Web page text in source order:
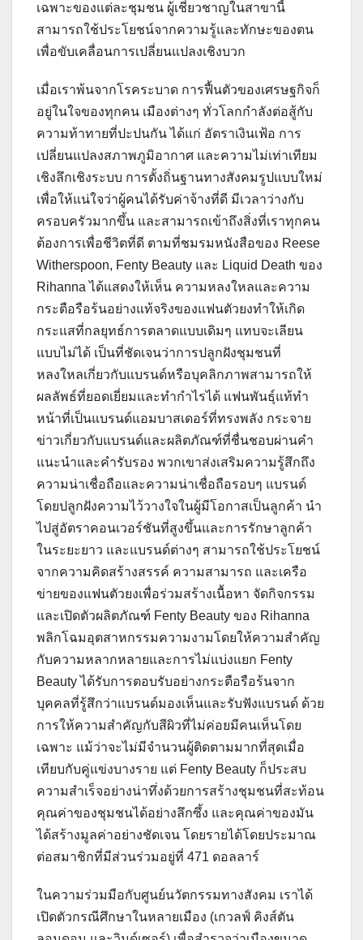
เฉพาะของแต่ละชุมชน ผู้เชี่ยวชาญในสาขานี้
สามารถใช้ประโยชน์จากความรู้และทักษะของตน
เพื่อขับเคลื่อนการเปลี่ยนแปลงเชิงบวก
เมื่อเราพ้นจากโรคระบาด การฟื้นตัวของเศรษฐกิจก็
อยู่ในใจของทุกคน เมืองต่างๆ ทั่วโลกกำลังต่อสู้กับ
ความท้าทายที่ปะปนกัน ได้แก่ อัตราเงินเฟ้อ การ
เปลี่ยนแปลงสภาพภูมิอากาศ และความไม่เท่าเทียม
เชิงลึกเชิงระบบ การตั้งถิ่นฐานทางสังคมรูปแบบใหม่
เพื่อให้แน่ใจว่าผู้คนได้รับค่าจ้างที่ดี มีเวลาว่างกับ
ครอบครัวมากขึ้น และสามารถเข้าถึงสิ่งที่เราทุกคน
ต้องการเพื่อชีวิตที่ดี ตามที่ชมรมหนังสือของ Reese
Witherspoon, Fenty Beauty และ Liquid Death ของ
Rihanna ได้แสดงให้เห็น ความหลงใหลและความ
กระตือรือร้นอย่างแท้จริงของแฟนตัวยงทำให้เกิด
กระแสที่กลยุทธ์การตลาดแบบเดิมๆ แทบจะเลียน
แบบไม่ได้ เป็นที่ชัดเจนว่าการปลูกฝังชุมชนที่
หลงใหลเกี่ยวกับแบรนด์หรือบุคลิกภาพสามารถให้
ผลลัพธ์ที่ยอดเยี่ยมและทำกำไรได้ แฟนพันธุ์แท้ทำ
หน้าที่เป็นแบรนด์แอมบาสเดอร์ที่ทรงพลัง กระจาย
ข่าวเกี่ยวกับแบรนด์และผลิตภัณฑ์ที่ชื่นชอบผ่านคำ
แนะนำและคำรับรอง พวกเขาส่งเสริมความรู้สึกถึง
ความน่าเชื่อถือและความน่าเชื่อถือรอบๆ แบรนด์
โดยปลูกฝังความไว้วางใจในผู้มีโอกาสเป็นลูกค้า นำ
ไปสู่อัตราคอนเวอร์ชันที่สูงขึ้นและการรักษาลูกค้า
ในระยะยาว และแบรนด์ต่างๆ สามารถใช้ประโยชน์
จากความคิดสร้างสรรค์ ความสามารถ และเครือ
ข่ายของแฟนตัวยงเพื่อร่วมสร้างเนื้อหา จัดกิจกรรม
และเปิดตัวผลิตภัณฑ์ Fenty Beauty ของ Rihanna
พลิกโฉมอุตสาหกรรมความงามโดยให้ความสำคัญ
กับความหลากหลายและการไม่แบ่งแยก Fenty
Beauty ได้รับการตอบรับอย่างกระตือรือร้นจาก
บุคคลที่รู้สึกว่าแบรนด์มองเห็นและรับฟังแบรนด์ ด้วย
การให้ความสำคัญกับสีผิวที่ไม่ค่อยมีคนเห็นโดย
เฉพาะ แม้ว่าจะไม่มีจำนวนผู้ติดตามมากที่สุดเมื่อ
เทียบกับคู่แข่งบางราย แต่ Fenty Beauty ก็ประสบ
ความสำเร็จอย่างน่าทึ่งด้วยการสร้างชุมชนที่สะท้อน
คุณค่าของชุมชนได้อย่างลึกซึ้ง และคุณค่าของมัน
ได้สร้างมูลค่าอย่างชัดเจน โดยรายได้โดยประมาณ
ต่อสมาชิกที่มีส่วนร่วมอยู่ที่ 471 ดอลลาร์
ในความร่วมมือกับศูนย์นวัตกรรมทางสังคม เราได้
เปิดตัวกรณีศึกษาในหลายเมือง (เกวลฟ์ คิงส์ตัน